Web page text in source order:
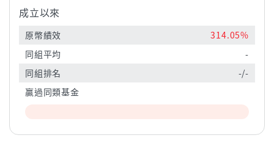
成立以來
原幣績效
314.05%
同組平均
-
同組排名
-/-
贏過同類基金